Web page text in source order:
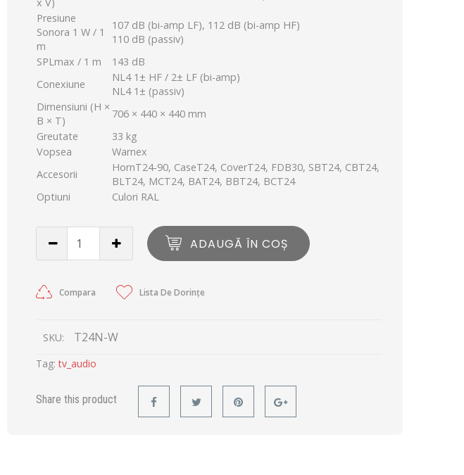
Presiune
Sonora 1 W / 1
m
107 dB (bi-amp LF), 112 dB (bi-amp HF)
110 dB (passiv)
SPLmax / 1 m
143 dB
Conexiune
NL4 1± HF / 2± LF (bi-amp)
NL4 1± (passiv)
Dimensiuni (H ×
B × T)
706 × 440 × 440 mm
Greutate
33 kg
Vopsea
Warnex
Accesorii
HornT24-90, CaseT24, CoverT24, FDB30, SBT24, CBT24,
BLT24, MCT24, BAT24, BBT24, BCT24
Optiuni
Culori RAL
ADAUGĂ ÎN COȘ
Compara Lista De Dorințe
SKU: T24N-W
Tag:tv_audio
Share this product